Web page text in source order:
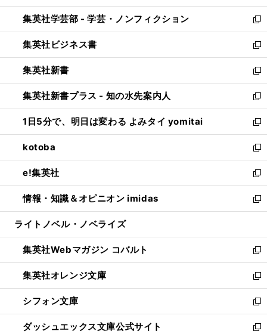
開
く
ウ
で
開
く
ン
ド
ウ
で
開
く
ウ
ィ
ン
ド
ウ
で
開
く
集英社学芸部 - 学芸・ノンフィクション
新
し
い
ウ
ィ
ン
ド
ウ
で
開
く
集英社ビジネス書
新
し
い
ウ
ィ
ン
ド
ウ
で
開
く
集英社新書
新
し
い
ウ
ィ
ン
ド
ウ
で
開
く
集英社新書プラス - 知の水先案内人
新
し
い
ウ
ィ
ン
ド
ウ
で
開
1日5分で、明日は変わる よみタイ yomitai
新
し
い
ウ
ィ
ン
ド
ウ
開
く
kotoba
新
し
い
ウ
ィ
ン
ウ
で
開
く
e!集英社
新
し
い
ウ
ン
ド
ウ
で
開
く
情報・知識＆オピニオン imidas
新
し
ウ
ィ
ン
ド
ウ
で
開
く
ライトノベル・ノベライズ
集英社Webマガジン コバルト
新
し
い
ウ
ィ
ン
ド
集英社オレンジ文庫
新
し
い
ウ
ィ
シフォン文庫
新
し
い
ダッシュエックス文庫公式サイト
新